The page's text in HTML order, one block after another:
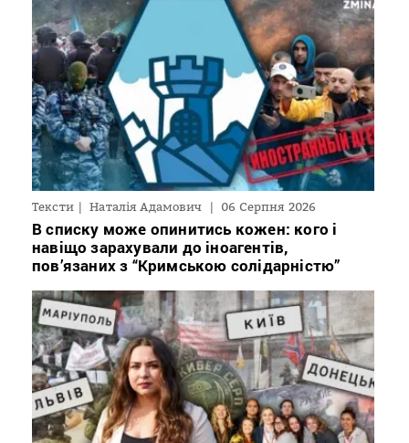
Тексти Наталія Адамович 06 Серпня 2026
В списку може опинитись кожен: кого і
навіщо зарахували до іноагентів,
пов’язаних з “Кримською солідарністю”